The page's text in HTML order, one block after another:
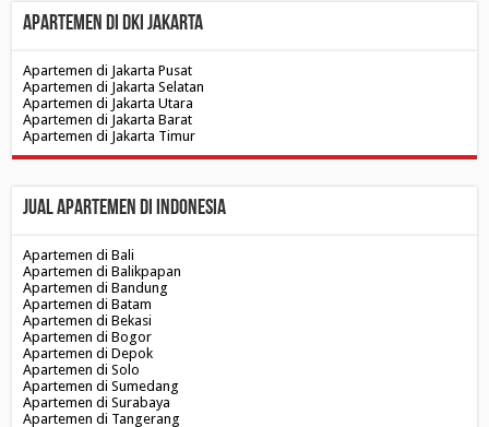
Apartemen di DKI Jakarta
Apartemen di Jakarta Pusat
Apartemen di Jakarta Selatan
Apartemen di Jakarta Utara
Apartemen di Jakarta Barat
Apartemen di Jakarta Timur
Jual Apartemen di Indonesia
Apartemen di Bali
Apartemen di Balikpapan
Apartemen di Bandung
Apartemen di Batam
Apartemen di Bekasi
Apartemen di Bogor
Apartemen di Depok
Apartemen di Solo
Apartemen di Sumedang
Apartemen di Surabaya
Apartemen di Tangerang